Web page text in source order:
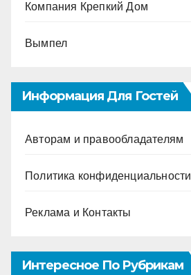
Компания Крепкий Дом
Вымпел
Информация Для Гостей
Авторам и правообладателям
Политика конфиденциальности
Реклама и Контакты
Интересное По Рубрикам